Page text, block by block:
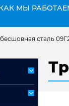
МЫ
сталь